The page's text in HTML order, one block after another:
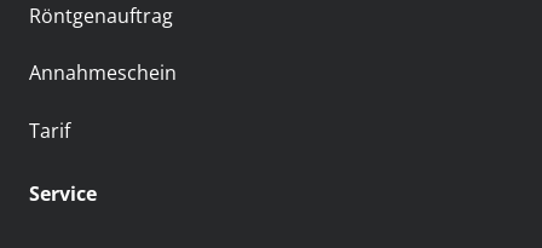
Röntgenauftrag
Annahmeschein
Tarif
Service